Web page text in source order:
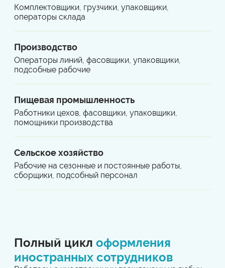
Комплектовщики, грузчики, упаковщики,
операторы склада
Производство
Операторы линий, фасовщики, упаковщики,
подсобные рабочие
Пищевая промышленность
Работники цехов, фасовщики, упаковщики,
помощники производства
Сельское хозяйство
Рабочие на сезонные и постоянные работы,
сборщики, подсобный персонал
Полный цикл оформления
иностранных сотрудников